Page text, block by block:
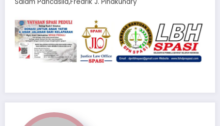
Salam Pancasila,Fredrik J. Pinakunary